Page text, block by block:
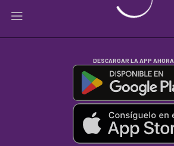
DESCARGAR LA APP AHORA